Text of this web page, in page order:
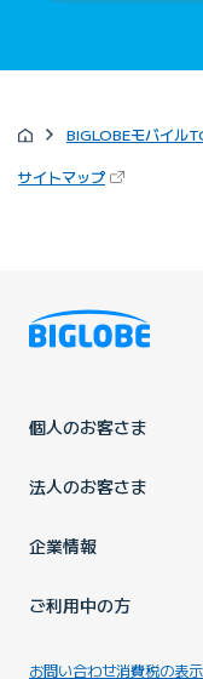
BIGLOBEモバイル
サイトマップ（新しいタブ
個人のお客さま
法人のお客さま
企業情報
ご利用中の方
お問い合わせ消費税の表示